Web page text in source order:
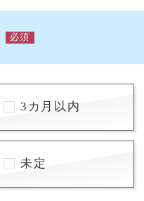
必須
3カ月以内
未定